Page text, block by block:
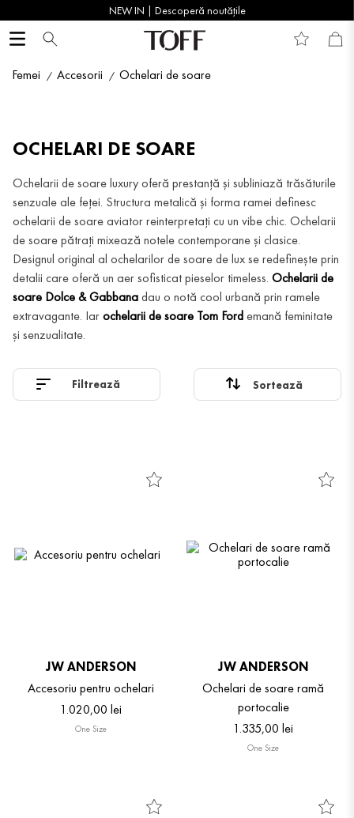
NEW IN | Descoperă noutățile
Femei Accesorii Ochelari de soare
OCHELARI DE SOARE
Ochelarii de soare luxury oferă prestanță și subliniază trăsăturile
senzuale ale feței. Structura metalică și forma ramei definesc
ochelarii de soare aviator reinterpretați cu un vibe chic. Ochelarii
de soare pătrați mixează notele contemporane și clasice.
Designul original al ochelarilor de soare de lux se redefinește prin
detalii care oferă un aer sofisticat pieselor timeless. Ochelarii de
soare Dolce & Gabbanadau o notă cool urbană prin ramele
extravagante. Iarochelarii de soare Tom Fordemană feminitate
și senzualitate.
Filtrează
JW ANDERSON
Accesoriu pentru ochelari
1.020,00 lei
One Size
JW ANDERSON
Ochelari de soare ramă
portocalie
1.335,00 lei
One Size